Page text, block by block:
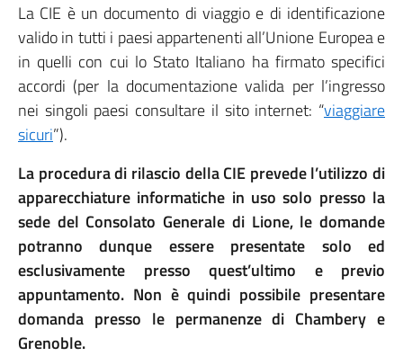
La CIE è un documento di viaggio e di identificazione
valido in tutti i paesi appartenenti all’Unione Europea e
in quelli con cui lo Stato Italiano ha firmato specifici
accordi (per la documentazione valida per l’ingresso
nei singoli paesi consultare il sito internet: “viaggiare
sicuri”).
La procedura di rilascio della CIE prevede l’utilizzo di
apparecchiature informatiche in uso solo presso la
sede del Consolato Generale di Lione, le domande
potranno dunque essere presentate solo ed
esclusivamente presso quest’ultimo e previo
appuntamento. Non è quindi possibile presentare
domanda presso le permanenze di Chambery e
Grenoble.